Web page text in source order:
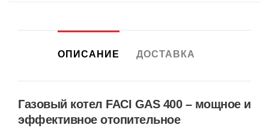
ОПИСАНИЕ ДОСТАВКА
Газовый котел FACI GAS 400 – мощное и
эффективное отопительное